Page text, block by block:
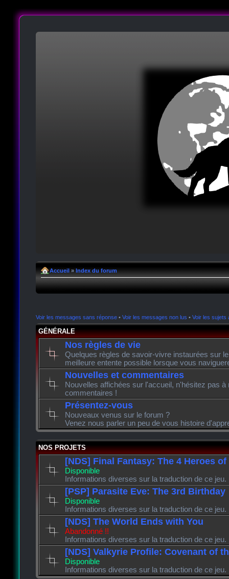
Accueil » Index du forum
Voir les messages sans réponse • Voir les messages non lus • Voir les sujets
GÉNÉRALE
Nos règles de vie
Quelques règles de savoir-vivre instaurées sur
meilleure entente possible lorsque vous
Nouvelles et commentaires
Nouvelles affichées sur l'accueil, n'hésitez pas à
commentaires !
Présentez-vous
Nouveaux venus sur le forum ?
Venez nous parler un peu de vous histoire
NOS PROJETS
[NDS] Final Fantasy: The 4 Heroes
Disponible
Informations diverses sur la traduction de ce jeu.
[PSP] Parasite Eve: The 3rd Birthday
Disponible
Informations diverses sur la traduction de ce jeu.
[NDS] The World Ends with You
Abandonné !!
Informations diverses sur la traduction de ce jeu.
[NDS] Valkyrie Profile: Covenant of
Disponible
Informations diverses sur la traduction de ce jeu.